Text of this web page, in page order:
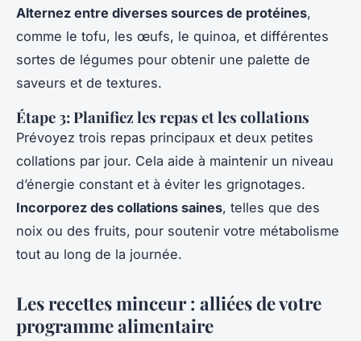
Alternez entre diverses sources de protéines,
comme le tofu, les œufs, le quinoa, et différentes
sortes de légumes pour obtenir une palette de
saveurs et de textures.
Étape 3: Planifiez les repas et les collations
Prévoyez trois repas principaux et deux petites
collations par jour. Cela aide à maintenir un niveau
d’énergie constant et à éviter les grignotages.
Incorporez des collations saines, telles que des
noix ou des fruits, pour soutenir votre métabolisme
tout au long de la journée.
Les recettes minceur : alliées de votre
programme alimentaire